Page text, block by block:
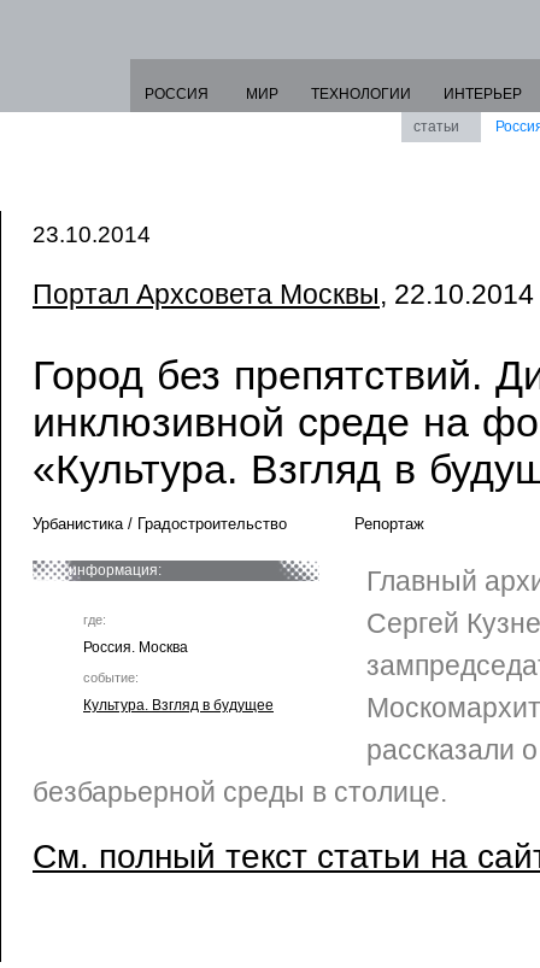
РОССИЯ МИР ТЕХНОЛОГИИ
ИНТЕРЬЕР
статьи
23.10.2014
Портал Архсовета Москвы,
Город без препятствий.
инклюзивной среде на
«Культура. Взгляд в
Урбанистика / Градостроительство Репортаж
информация:
где:
Россия. Москва
событие:
Культура. Взгляд в будущее
Главный
Сергей
рассказали
безбарьерной среды в столице.
См. полный текст статьи на